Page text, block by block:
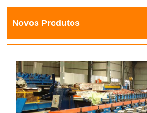
Novos Produtos